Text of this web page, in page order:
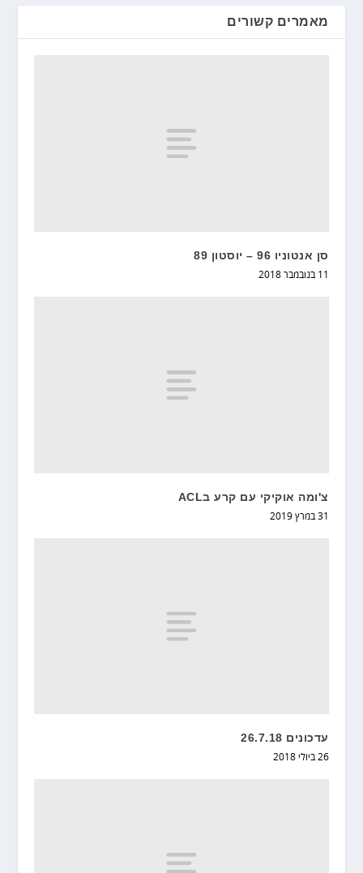
מאמרים קשורים
סן אנטוניו 96 – יוסטון 89
11 בנובמבר 2018
צ'ומה אוקיקי עם קרע בACL
31 במרץ 2019
עדכונים 26.7.18
26 ביולי 2018